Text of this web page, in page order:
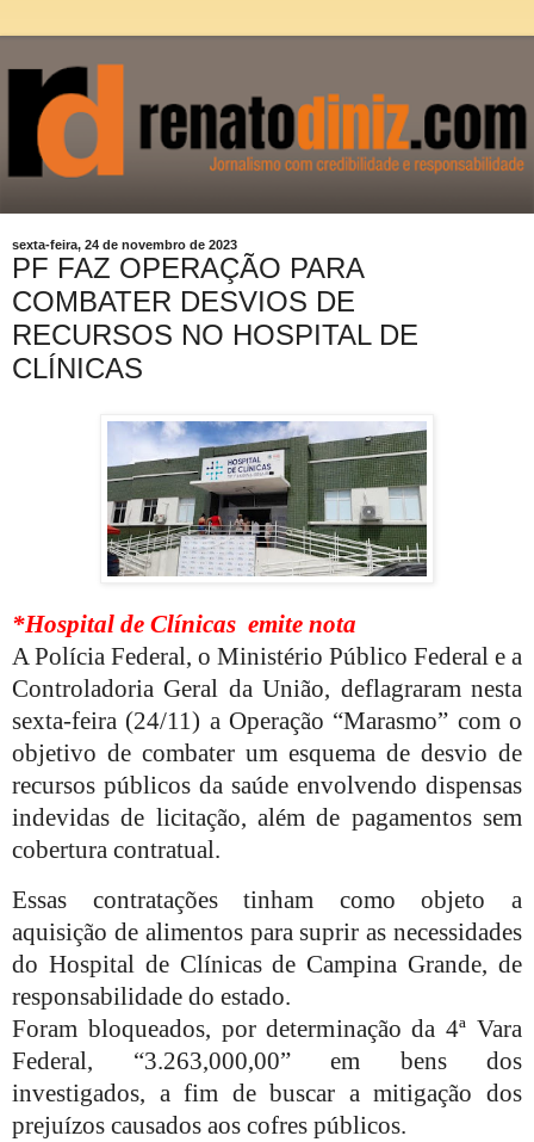
sexta-feira, 24 de novembro de 2023
PF FAZ OPERAÇÃO PARA
COMBATER DESVIOS DE
RECURSOS NO HOSPITAL DE
CLÍNICAS
*Hospital de Clínicas emite nota
A Polícia Federal, o Ministério Público Federal e a
Controladoria Geral da União, deflagraram nesta
sexta-feira (24/11) a Operação “Marasmo” com o
objetivo de combater um esquema de desvio de
recursos públicos da saúde envolvendo dispensas
indevidas de licitação, além de pagamentos sem
cobertura contratual.
Essas contratações tinham como objeto a
aquisição de alimentos para suprir as necessidades
do Hospital de Clínicas de Campina Grande, de
responsabilidade do estado.
Foram bloqueados, por determinação da 4ª Vara
Federal, “3.263,000,00” em bens dos
investigados, a fim de buscar a mitigação dos
prejuízos causados aos cofres públicos.